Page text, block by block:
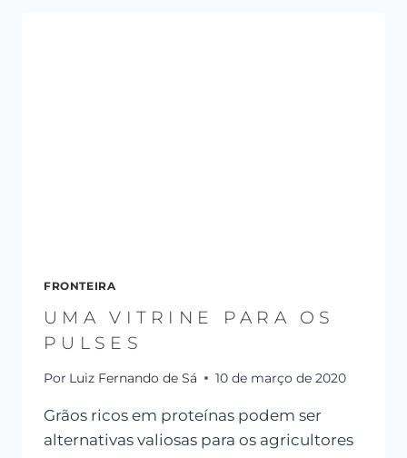
FRONTEIRA
UMA VITRINE PARA OS
PULSES
Por Luiz Fernando de Sá 10 de março de 2020
Grãos ricos em proteínas podem ser
alternativas valiosas para os agricultores